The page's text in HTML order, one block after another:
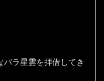
バラ星雲を拝借してき